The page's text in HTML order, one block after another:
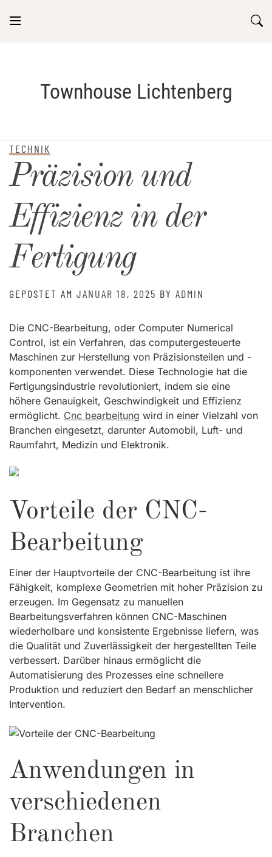
Townhouse Lichtenberg
TECHNIK
Präzision und
Effizienz in der
Fertigung
GEPOSTET AM JANUAR 18, 2025 BY ADMIN
Die CNC-Bearbeitung, oder Computer Numerical
Control, ist ein Verfahren, das computergesteuerte
Maschinen zur Herstellung von Präzisionsteilen und -
komponenten verwendet. Diese Technologie hat die
Fertigungsindustrie revolutioniert, indem sie eine
höhere Genauigkeit, Geschwindigkeit und Effizienz
ermöglicht. Cnc bearbeitung wird in einer Vielzahl von
Branchen eingesetzt, darunter Automobil, Luft- und
Raumfahrt, Medizin und Elektronik.
Vorteile der CNC-
Bearbeitung
Einer der Hauptvorteile der CNC-Bearbeitung ist ihre
Fähigkeit, komplexe Geometrien mit hoher Präzision zu
erzeugen. Im Gegensatz zu manuellen
Bearbeitungsverfahren können CNC-Maschinen
wiederholbare und konsistente Ergebnisse liefern, was
die Qualität und Zuverlässigkeit der hergestellten Teile
verbessert. Darüber hinaus ermöglicht die
Automatisierung des Prozesses eine schnellere
Produktion und reduziert den Bedarf an menschlicher
Intervention.
Anwendungen in
verschiedenen
Branchen